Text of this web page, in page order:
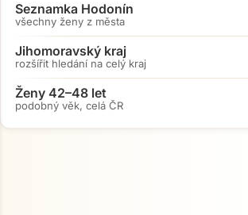
Seznamka Hodonín
všechny ženy z města
Jihomoravský kraj
rozšířit hledání na celý kraj
Ženy 42–48 let
podobný věk, celá ČR